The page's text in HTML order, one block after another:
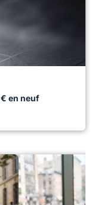
€ en neuf